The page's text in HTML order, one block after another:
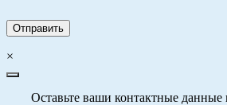
×
Оставьте ваши контактные данные